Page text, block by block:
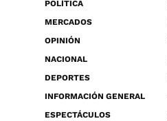
POLÍTICA
MERCADOS
OPINIÓN
NACIONAL
DEPORTES
INFORMACIÓN GENERAL
ESPECTÁCULOS